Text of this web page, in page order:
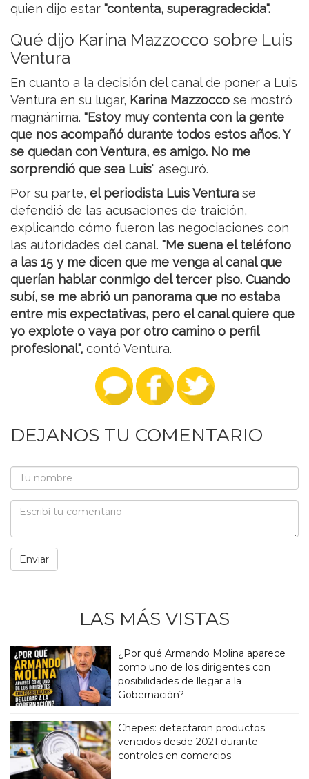
quien dijo estar "contenta, superagradecida".
Qué dijo Karina Mazzocco sobre Luis
Ventura
En cuanto a la decisión del canal de poner a Luis
Ventura en su lugar, Karina Mazzocco se mostró
magnánima. "Estoy muy contenta con la gente
que nos acompañó durante todos estos años. Y
se quedan con Ventura, es amigo. No me
sorprendió que sea Luis" aseguró.
Por su parte, el periodista Luis Ventura se
defendió de las acusaciones de traición,
explicando cómo fueron las negociaciones con
las autoridades del canal. "Me suena el teléfono
a las 15 y me dicen que me venga al canal que
querían hablar conmigo del tercer piso. Cuando
subí, se me abrió un panorama que no estaba
entre mis expectativas, pero el canal quiere que
yo explote o vaya por otro camino o perfil
profesional", contó Ventura.
DEJANOS TU COMENTARIO
LAS MÁS VISTAS
¿Por qué Armando Molina aparece
como uno de los dirigentes con
posibilidades de llegar a la
Gobernación?
Chepes: detectaron productos
vencidos desde 2021 durante
controles en comercios